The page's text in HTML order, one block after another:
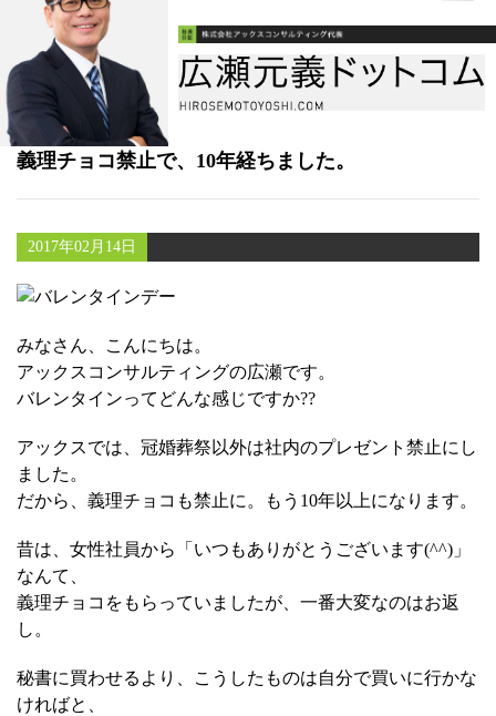
書籍
メールマガジン（無料）
講演・取材依頼
セミナー
義理チョコ禁止で、10年経ちました。
2017年02月14日
みなさん、こんにちは。
アックスコンサルティングの広瀬です。
バレンタインってどんな感じですか??
アックスでは、冠婚葬祭以外は社内のプレゼント禁止にし
ました。
だから、義理チョコも禁止に。もう10年以上になります。
昔は、女性社員から「いつもありがとうございます(^^)」
なんて、
義理チョコをもらっていましたが、一番大変なのはお返
し。
秘書に買わせるより、こうしたものは自分で買いに行かな
ければと、